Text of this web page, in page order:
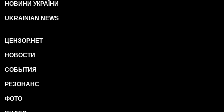
НОВИНИ УКРАЇНИ
UKRAINIAN NEWS
ЦЕНЗОР.НЕТ
НОВОСТИ
СОБЫТИЯ
РЕЗОНАНС
ФОТО